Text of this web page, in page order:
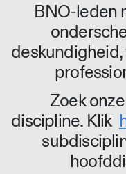
BNO-leden
Zoek
discipline. Klik